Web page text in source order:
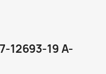
12693-19 A-